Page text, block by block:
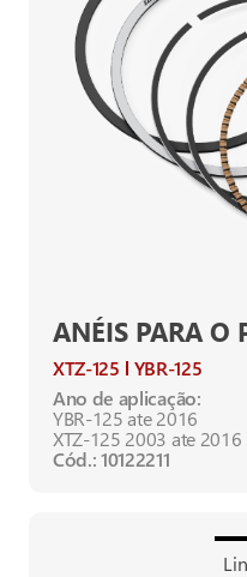
ANÉIS PARA O
XTZ-125
YBR-125
Ano de aplicação:
YBR-125 ate 2016
XTZ-125 2003 ate 2016
Cód.: 10122211